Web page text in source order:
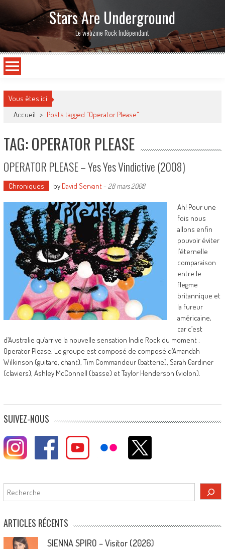
Stars Are Underground
Le webzine Rock Indépendant
Vous êtes ici
Accueil > Posts tagged "Operator Please"
TAG: OPERATOR PLEASE
OPERATOR PLEASE – Yes Yes Vindictive (2008)
Chroniques by David Servant- 28 mars 2008
Ah! Pour une
fois nous
allons enfin
pouvoir éviter
l’éternelle
comparaison
entre le
flegme
britannique et
la fureur
américaine,
car c’est
d’Australie qu’arrive la nouvelle sensation Indie Rock du moment :
Operator Please. Le groupe est composé de composé d’Amandah
Wilkinson (guitare, chant), Tim Commandeur (batterie), Sarah Gardiner
(claviers), Ashley McConnell (basse) et Taylor Henderson (violon).
SUIVEZ-NOUS
Rechercher
ARTICLES RÉCENTS
SIENNA SPIRO – Visitor (2026)